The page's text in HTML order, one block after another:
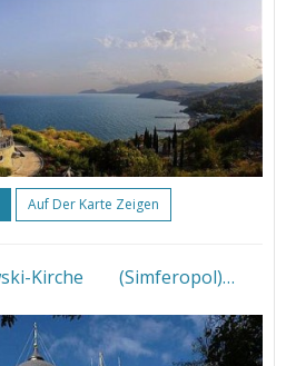
Auf Der Karte Zeigen
Die Alexander-Newski-Kirche (Simferopol)